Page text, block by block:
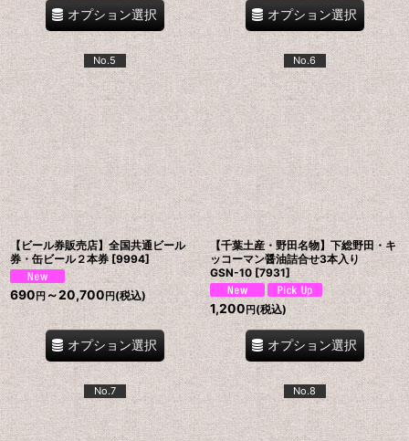
オプション選択 オプション選択
No.5
【ビール券販売店】全国共通ビール
券・缶ビール２本券 [9994]
690円 ～20,700 円 (税込)
オプション選択
No.6
【千葉土産・野田名物】下総野田・キ
ッコーマン醤油詰合せ3本入り
GSN-10 [7931]
1,200 円 (税込)
オプション選択
No.7 No.8